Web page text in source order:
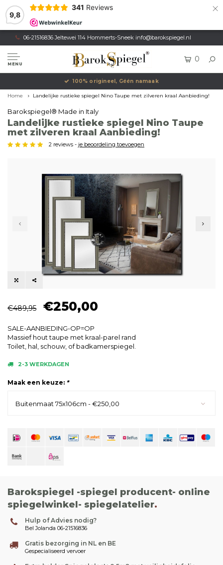
9,8
341 Reviews ×
06-21516836 Jeltewei 114 Hommerts-Sneek info@barokspiegel.nl
MENU
0
Eigen productie, Geregistreerd Merk
Home Landelijke rustieke spiegel Nino Taupe met zilveren kraal Aanbieding!
Barokspiegel® Made in Italy
Landelijke rustieke spiegel Nino Taupe
met zilveren kraal Aanbieding!
2 reviews - je beoordeling toevoegen
€489,95 €250,00
SALE-AANBIEDING-OP=OP
Massief hout taupe met kraal-parel rand
Toilet, hal, schouw, of badkamerspiegel.
2-3 WERKDAGEN
Maak een keuze: *
Buitenmaat 75x106cm - €250,00
Barokspiegel -spiegel producent- online
spiegelwinkel- spiegelatelier.
Hulp of Advies nodig?
Bel Jolanda 06-21516836
Gratis bezorging in NL en BE
Gespecialiseerd vervoer